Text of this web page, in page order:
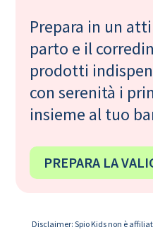
Prepara in un
parto e il
prodotti
con serenità i
insieme al tuo
PREPARA LA
Disclaimer: Spio Kids non è